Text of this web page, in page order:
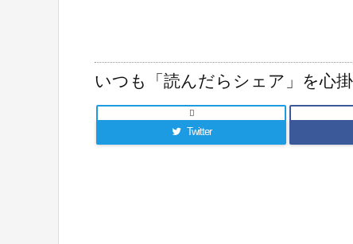
いつも「読んだらシェア」を心
Twitter
